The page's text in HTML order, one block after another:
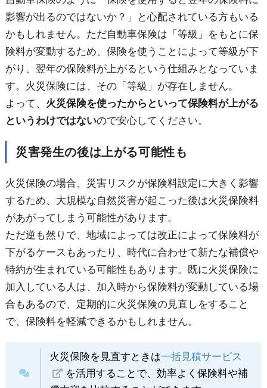
影響が出るのではないか？」と心配されている方もいる
かもしれません。ただ自動車保険は「等級」をもとに保
険料が変動するため、保険を使うことによって等級が下
がり、翌年の保険料が上がるという仕組みとなっていま
す。火災保険には、その「等級」が存在しません。
よって、 火災保険を使ったからといって保険料が上がる
というわけではないので安心してください。
災害発生の後は上がる可能性も
火災保険の場合、災害リスクが保険料設定に大きく影響
するため、大規模な自然災害が起こった後は火災保険料
があがってしまう可能性があります。
ただ逆も然りで、地域によっては改正によって保険料が
下がるケースもあったり、時代に合わせて新たな補償や
特約が生まれている可能性もあります。既に火災保険に
加入している人は、加入時から保険料が変動している場
合もあるので、定期的に火災保険の見直しをすること
で、保険料を軽減できるかもしれません。
火災保険を見直すときは一括見積サービス
を活用することで、効率よく保険料や補